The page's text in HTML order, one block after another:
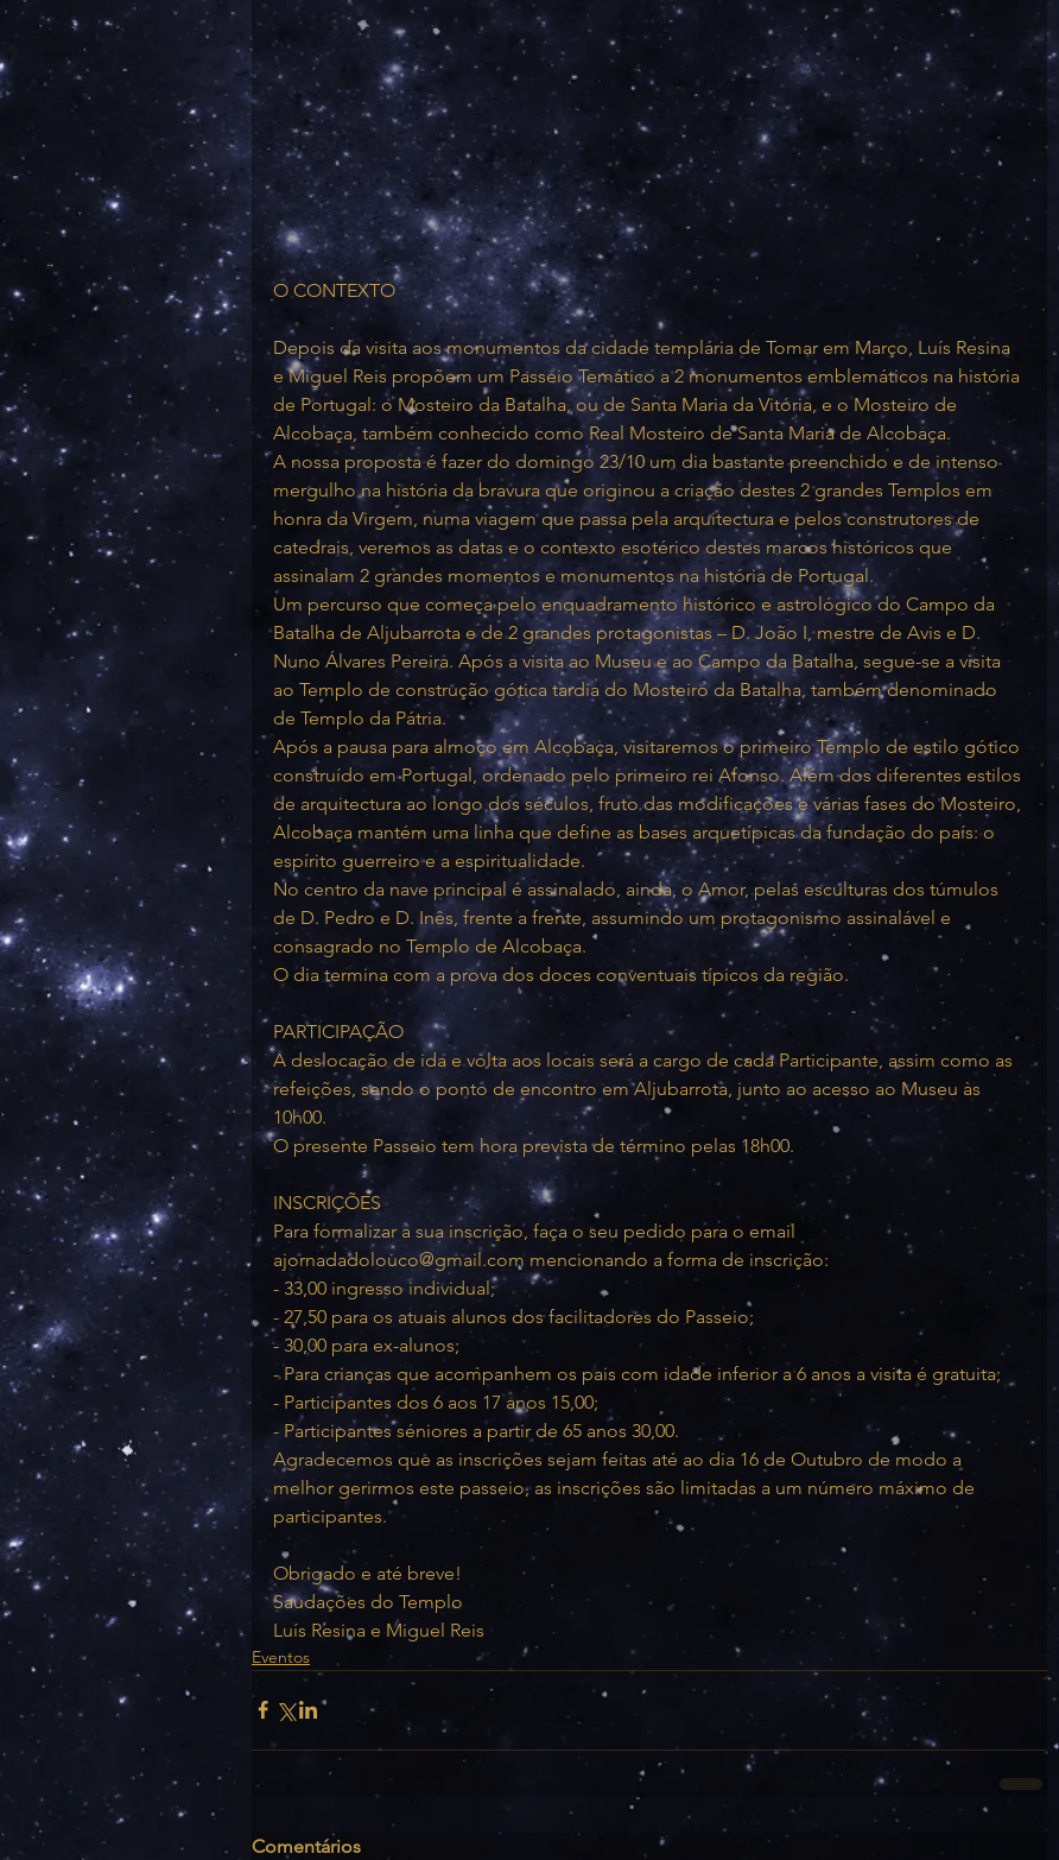
O CONTEXTO
Depois da visita aos monumentos da cidade templária de Tomar em Março, Luís Resina
e Miguel Reis propõem um Passeio Temático a 2 monumentos emblemáticos na história
de Portugal: o Mosteiro da Batalha, ou de Santa Maria da Vitória, e o Mosteiro de
Alcobaça, também conhecido como Real Mosteiro de Santa Maria de Alcobaça.
A nossa proposta é fazer do domingo 23/10 um dia bastante preenchido e de intenso
mergulho na história da bravura que originou a criação destes 2 grandes Templos em
honra da Virgem, numa viagem que passa pela arquitectura e pelos construtores de
catedrais, veremos as datas e o contexto esotérico destes marcos históricos que
assinalam 2 grandes momentos e monumentos na história de Portugal.
Um percurso que começa pelo enquadramento histórico e astrológico do Campo da
Batalha de Aljubarrota e de 2 grandes protagonistas – D. João I, mestre de Avis e D.
Nuno Álvares Pereira. Após a visita ao Museu e ao Campo da Batalha, segue-se a visita
ao Templo de construção gótica tardia do Mosteiro da Batalha, também denominado
de Templo da Pátria.
Após a pausa para almoço em Alcobaça, visitaremos o primeiro Templo de estilo gótico
construído em Portugal, ordenado pelo primeiro rei Afonso. Além dos diferentes estilos
de arquitectura ao longo dos séculos, fruto das modificações e várias fases do Mosteiro,
Alcobaça mantém uma linha que define as bases arquetípicas da fundação do país: o
espírito guerreiro e a espiritualidade.
No centro da nave principal é assinalado, ainda, o Amor, pelas esculturas dos túmulos
de D. Pedro e D. Inês, frente a frente, assumindo um protagonismo assinalável e
consagrado no Templo de Alcobaça.
O dia termina com a prova dos doces conventuais típicos da região.
PARTICIPAÇÃO
A deslocação de ida e volta aos locais será a cargo de cada Participante, assim como as
refeições, sendo o ponto de encontro em Aljubarrota, junto ao acesso ao Museu às
10h00.
O presente Passeio tem hora prevista de término pelas 18h00.
INSCRIÇÕES
Para formalizar a sua inscrição, faça o seu pedido para o email
ajornadadolouco@gmail.com mencionando a forma de inscrição:
- 33,00 ingresso individual;
- 27,50 para os atuais alunos dos facilitadores do Passeio;
- 30,00 para ex-alunos;
- Para crianças que acompanhem os pais com idade inferior a 6 anos a visita é gratuita;
- Participantes dos 6 aos 17 anos 15,00;
- Participantes séniores a partir de 65 anos 30,00.
Agradecemos que as inscrições sejam feitas até ao dia 16 de Outubro de modo a
melhor gerirmos este passeio, as inscrições são limitadas a um número máximo de
participantes.
Obrigado e até breve!
Saudações do Templo
Luís Resina e Miguel Reis
Eventos
Comentários